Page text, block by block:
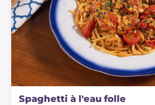
Spaghetti à l'eau folle